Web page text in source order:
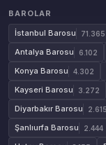
BAROLAR
İstanbul Barosu
71.365
Antalya Barosu 6.102
Konya Barosu 4.302
Kayseri Barosu 3.272
Diyarbakır Barosu 2.615
Şanlıurfa Barosu 2.444